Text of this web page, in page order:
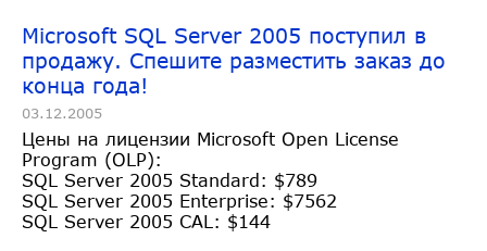
Microsoft SQL Server 2005 поступил в
продажу. Спешите разместить заказ до
конца года!
03.12.2005
Цены на лицензии Microsoft Open License
Program (OLP):
SQL Server 2005 Standard: $789
SQL Server 2005 Enterprise: $7562
SQL Server 2005 CAL: $144